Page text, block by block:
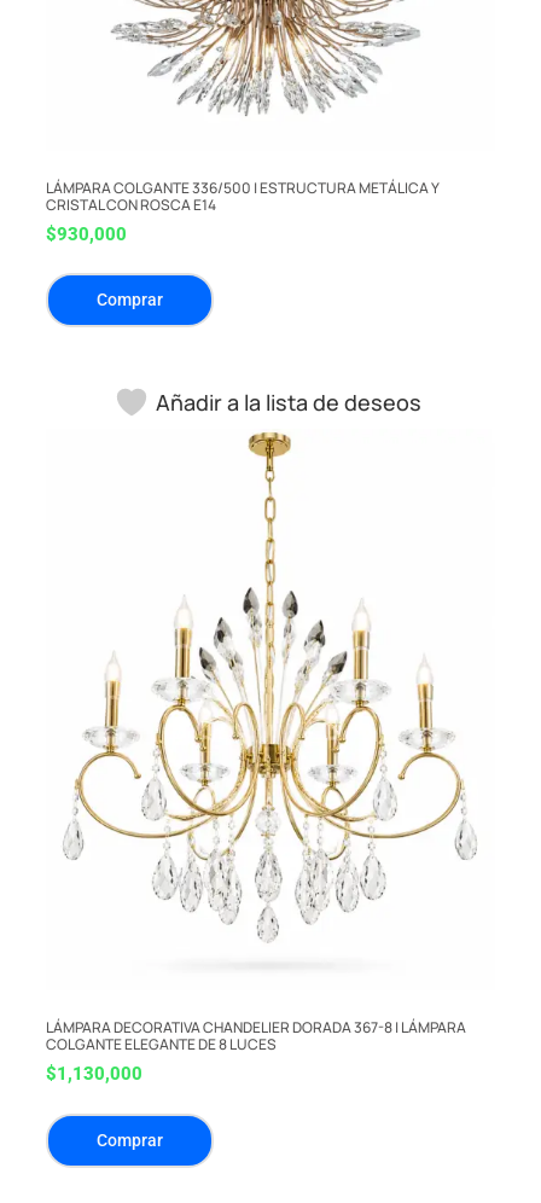
LÁMPARA COLGANTE 336/500 | ESTRUCTURA METÁLICA Y
CRISTAL CON ROSCA E14
$930,000
Comprar
Añadir a la lista de deseos
LÁMPARA DECORATIVA CHANDELIER DORADA 367-8 | LÁMPARA
COLGANTE ELEGANTE DE 8 LUCES
$1,130,000
Comprar